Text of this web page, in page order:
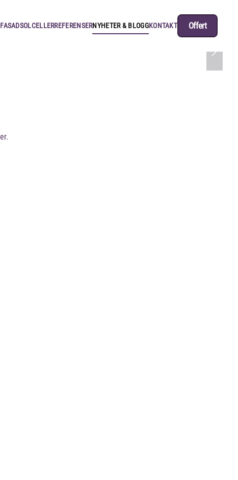
SOLCELLERREFERENSERNYHETER & BLOGGKONTAKT Offert